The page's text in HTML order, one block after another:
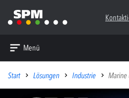
Menü
Start Lösungen Industrie